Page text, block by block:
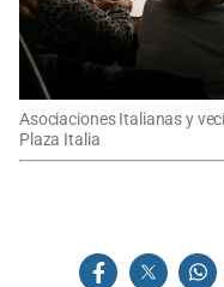
Asociaciones Italianas y
Plaza Italia